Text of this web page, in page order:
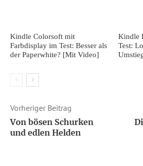
Kindle Colorsoft mit
Farbdisplay im Test: Besser als
der Paperwhite? [Mit Video]
Kindle
Test:
Vorheriger Beitrag
Von bösen Schurken
und edlen Helden